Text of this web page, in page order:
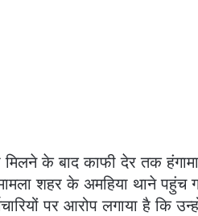
के बाद काफी देर तक
शहर के अमहिया थाने पहुंच
पर आरोप लगाया है कि